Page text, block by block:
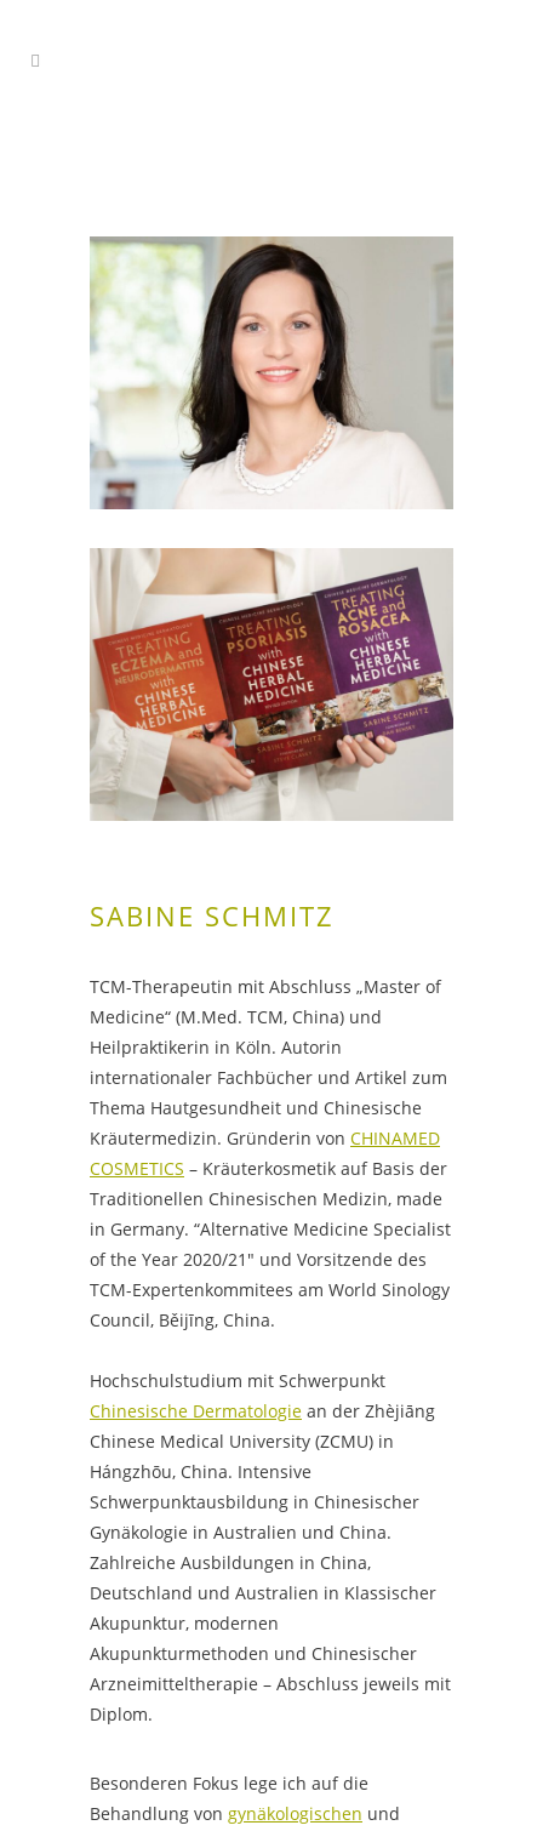
SABINE SCHMITZ
TCM-Therapeutin mit Abschluss „Master of
Medicine“ (M.Med. TCM, China) und
Heilpraktikerin in Köln. Autorin
internationaler Fachbücher und Artikel zum
Thema Hautgesundheit und Chinesische
Kräutermedizin. Gründerin von CHINAMED
COSMETICS – Kräuterkosmetik auf Basis der
Traditionellen Chinesischen Medizin, made
in Germany. “Alternative Medicine Specialist
of the Year 2020/21″ und Vorsitzende des
TCM-Expertenkommitees am World Sinology
Council, Běijīng, China.
Hochschulstudium mit Schwerpunkt
Chinesische Dermatologie an der Zhèjiāng
Chinese Medical University (ZCMU) in
Hángzhōu, China. Intensive
Schwerpunktausbildung in Chinesischer
Gynäkologie in Australien und China.
Zahlreiche Ausbildungen in China,
Deutschland und Australien in Klassischer
Akupunktur, modernen
Akupunkturmethoden und Chinesischer
Arzneimitteltherapie – Abschluss jeweils mit
Diplom.
Besonderen Fokus lege ich auf die
Behandlung von gynäkologischen und